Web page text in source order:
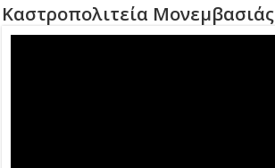
Καστροπολιτεία Μονεμβασιάς